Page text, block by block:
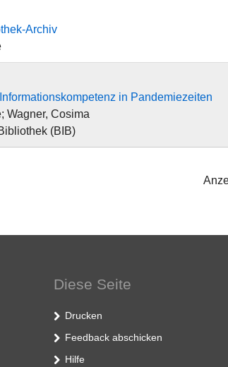
Archiv
in Pandemiezeiten
Wagner, Cosima
(BIB)
Diese Seite
Drucken
Feedback abschicken
Hilfe